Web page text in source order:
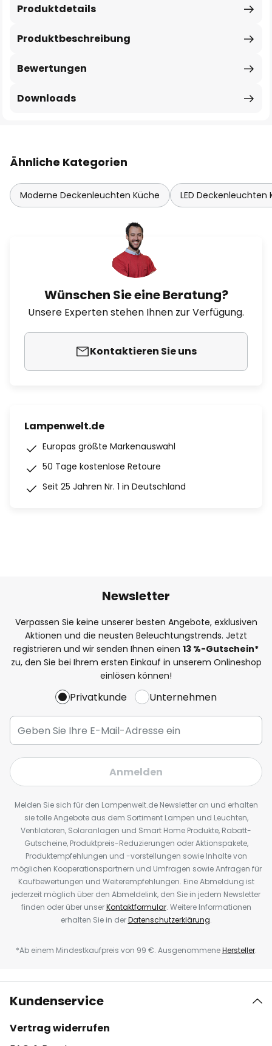
Produktbeschreibung
Produktdetails
Bewertungen
Downloads
Ähnliche Kategorien
Moderne Deckenleuchten Küche LED Deckenleuchten
Wünschen Sie eine Beratung?
Unsere Experten stehen Ihnen zur Verfügung.
Kontaktieren Sie uns
Lampenwelt.de
Europas größte Markenauswahl
50 Tage kostenlose Retoure
Seit 25 Jahren Nr. 1 in Deutschland
Newsletter
Verpassen Sie keine unserer besten Angebote, exklusiven
Aktionen und die neusten Beleuchtungstrends. Jetzt
registrieren und wir senden Ihnen einen 13 %-Gutschein*
zu, den Sie bei Ihrem ersten Einkauf in unserem Onlineshop
einlösen können!
Privatkunde Unternehmen
Anmelden
Melden Sie sich für den Lampenwelt.de Newsletter an und erhalten
sie tolle Angebote aus dem Sortiment Lampen und Leuchten,
Ventilatoren, Solaranlagen und Smart Home Produkte, Rabatt-
Gutscheine, Produktpreis-Reduzierungen oder Aktionspakete,
Produktempfehlungen und -vorstellungen sowie Inhalte von
möglichen Kooperationspartnern und Umfragen sowie Anfragen für
Kaufbewertungen und Weiterempfehlungen. Eine Abmeldung ist
jederzeit möglich über den Abmeldelink, den Sie in jedem Newsletter
finden oder über unserKontaktformular. Weitere Informationen
erhalten Sie in derDatenschutzerklärung.
*Ab einem Mindestkaufpreis von 99 €. AusgenommeneHersteller.
Kundenservice
Vertrag widerrufen